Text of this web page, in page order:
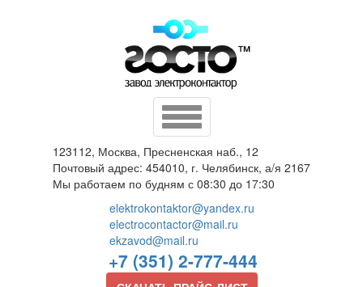
Toggle
navigation
123112, Москва, Пресненская наб., 12
Почтовый адрес: 454010, г. Челябинск, а/я 2167
Мы работаем по будням с 08:30 до 17:30
elektrokontaktor@yandex.ru
electrocontactor@mail.ru
ekzavod@mail.ru
+7 (351) 2-777-444